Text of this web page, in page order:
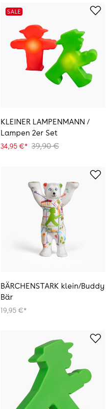
SALE
KLEINER LAMPENMANN /
Lampen 2er Set
34,95 €* 39,90 €
BÄRCHENSTARK klein/Buddy
Bär
19,95 €*